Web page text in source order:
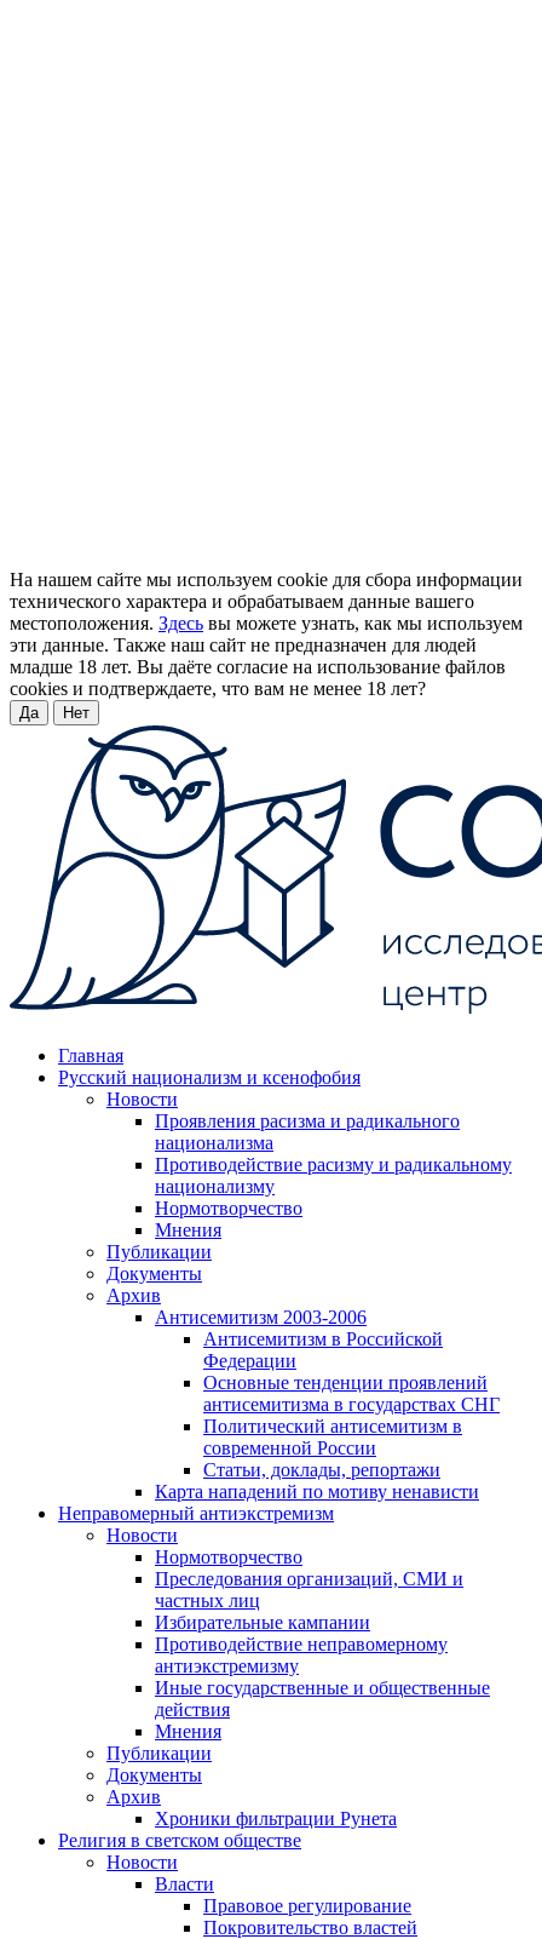
На нашем сайте мы используем cookie для сбора информации
технического характера и обрабатываем данные вашего
местоположения. Здесь вы можете узнать, как мы используем
эти данные. Также наш сайт не предназначен для людей
младше 18 лет. Вы даёте согласие на использование файлов
cookies и подтверждаете, что вам не менее 18 лет?
Да Нет
Главная
Русский национализм и ксенофобия
Новости
Проявления расизма и радикального
национализма
Противодействие расизму и радикальному
национализму
Нормотворчество
Мнения
Публикации
Документы
Архив
Антисемитизм 2003-2006
Антисемитизм в Российской
Федерации
Основные тенденции проявлений
антисемитизма в государствах СНГ
Политический антисемитизм в
современной России
Статьи, доклады, репортажи
Карта нападений по мотиву ненависти
Неправомерный антиэкстремизм
Новости
Нормотворчество
Преследования организаций, СМИ и
частных лиц
Избирательные кампании
Противодействие неправомерному
антиэкстремизму
Иные государственные и общественные
действия
Мнения
Публикации
Документы
Архив
Хроники фильтрации Рунета
Религия в светском обществе
Новости
Власти
Правовое регулирование
Покровительство властей